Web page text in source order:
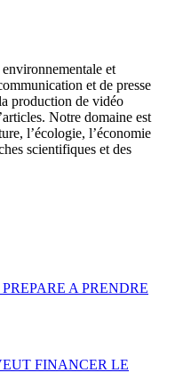
et
et de presse
production de vidéo
Notre domaine est
l’écologie, l’économie
scientifiques et des
A PRENDRE
FINANCER LE